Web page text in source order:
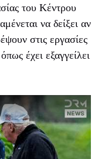
του Κέντρου
να δείξει αν
στις εργασίες
έχει εξαγγείλει